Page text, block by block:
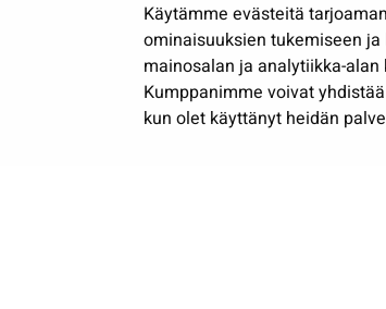
Käytämme evästeitä
ominaisuuksien tukemiseen
mainosalan ja analytiikka-
Kumppanimme voivat
kun olet käyttänyt heidän